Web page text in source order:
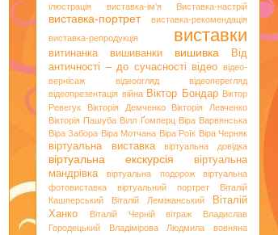
ілюстрація
виставка-ім'я Виставка-настрій
виставка-портрет
виставка-рекомендація
виставка-репродукція
виставки
витинанка вишиванки вишивка
Від
античності – до сучасності відео відео-
вернісаж
відеоогляд
відеоперегляд
відеопрезентація війна Віктор Бондар Віктор
Ревегук
Вікторія Демченко
Вікторія Левченко
Вікторія Пашуба Вілл Ґомперц Віра Варвянська
Віра Забора Віра Мотчана Віра Роїк Віра Черняк
віртуальна виставка віртуальна довідка
віртуальна екскурсія
віртуальна
мандрівка
віртуальна подорож
віртуальна
фотовиставка
віртуальний портрет
Віталій
Кашперський
Віталій Леміжанський
Віталій
Ханко
Віталій Черній вітраж
Владислав
Городецький
Владімірова Людмила
вовняна